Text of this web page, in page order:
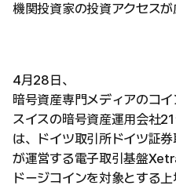
機関投資家の投資アクセスが
4月28日、
暗号資産専門メディアのコイ
スイスの暗号資産運用会社
は、ドイツ取引所ドイツ証
が運営する電子取引基盤
ドージコインを対象とする上